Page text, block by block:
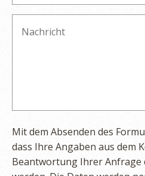
Mit dem Absenden des
dass Ihre Angaben aus dem
Beantwortung Ihrer